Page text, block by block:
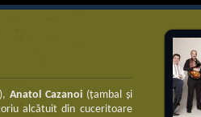
Anatol Cazanoi (ţambal şi
alcătuit din cuceritoare